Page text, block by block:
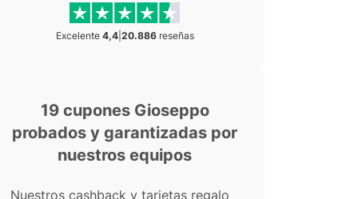
Excelente 4,4| 20.886reseñas
19 cupones Gioseppo
probados y garantizadas por
nuestros equipos
Nuestros cashback y tarjetas regalo